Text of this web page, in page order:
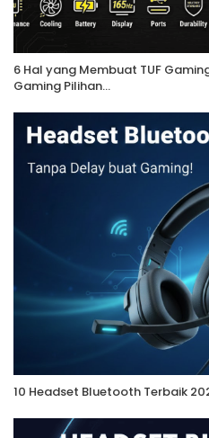
6 Hal yang Membuat TUF
Gaming Pilihan…
10 Headset Bluetooth Terbaik